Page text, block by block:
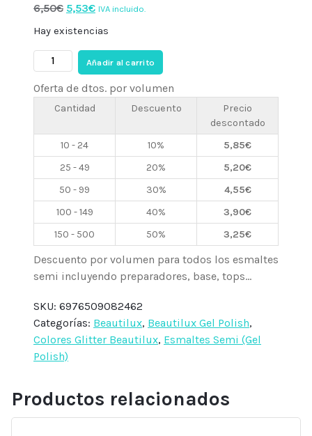
6,50€ El
precio
era:
6,50€.
5,53€El
precio
es:
5,53€.
IVA incluido.
Hay existencias
Esmalte
semi
HEMA
B165
Rainbow,
Beautilux
cantidad
Añadir al carrito
Oferta de dtos. por volumen
Cantidad Descuento
Precio
descontado
10 - 24
10% 5,85€
25 - 49
20% 5,20€
50 - 99
30% 4,55€
100 - 149
40% 3,90€
150 - 500
50% 3,25€
Descuento por volumen para todos los esmaltes
semi incluyendo preparadores, base, tops...
SKU: 6976509082462
Categorías: Beautilux, Beautilux Gel Polish,
Colores Glitter Beautilux, Esmaltes Semi (Gel
Polish)
Productos relacionados